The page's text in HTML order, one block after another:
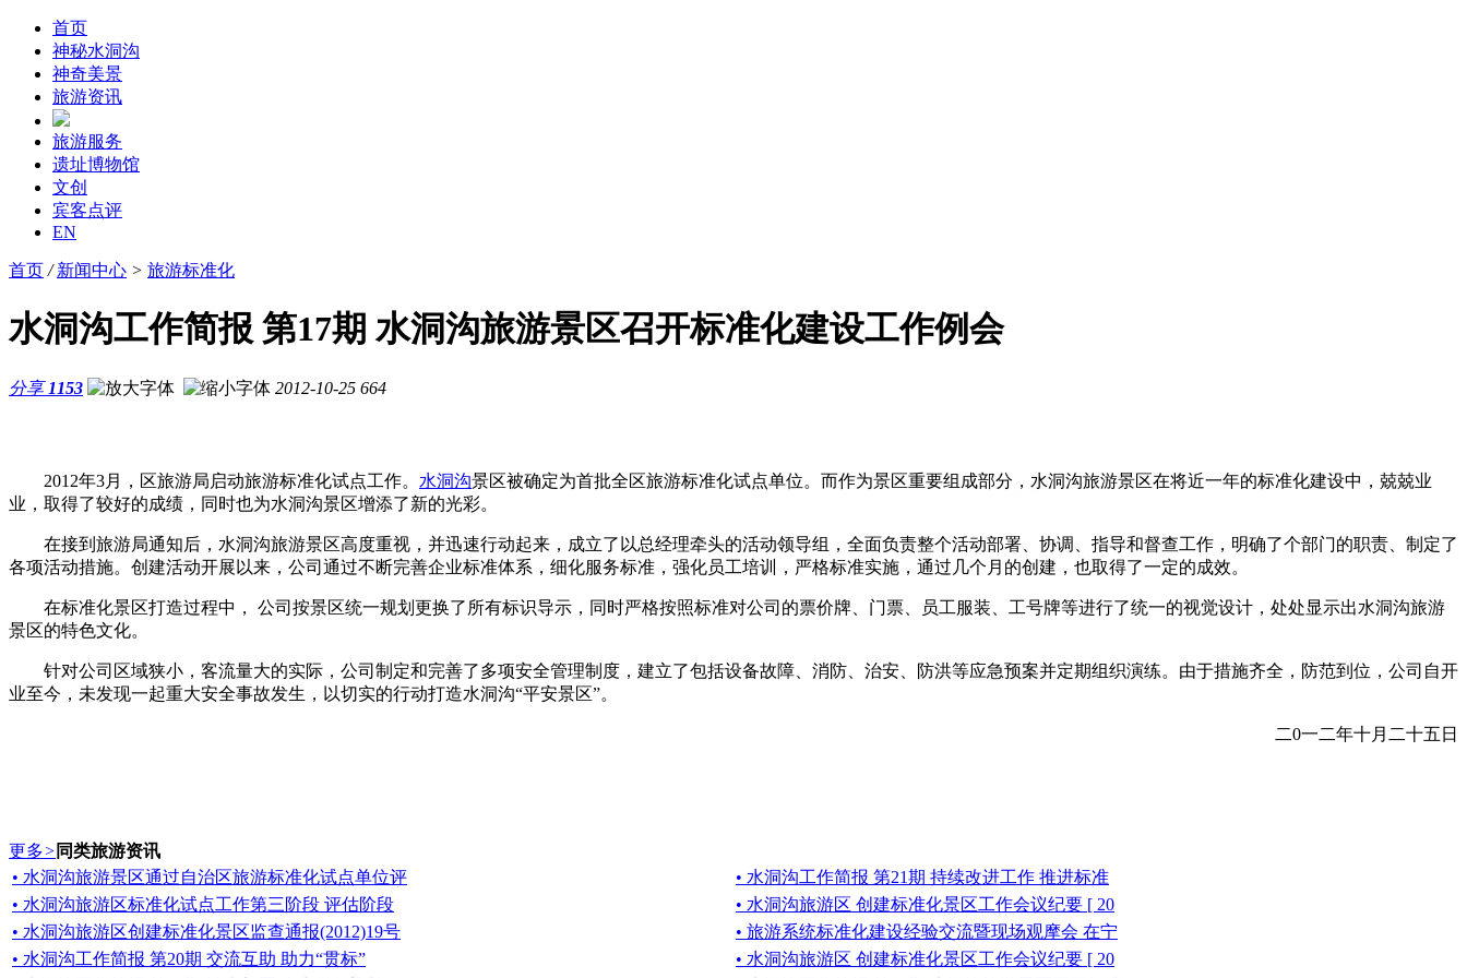
首页
神秘水洞沟
神奇美景
旅游资讯
旅游服务
遗址博物馆
文创
宾客点评
EN
首页 / 新闻中心 > 旅游标准化
水洞沟工作简报 第17期 水洞沟旅游景区召开标准化建设工作例会
分享 1153 2012-10-25 664
2012年3月，区旅游局启动旅游标准化试点工作。 水洞沟景区被确定为首批全区旅游标准化试点单位。而作为景区重要组成部分，水洞沟旅游景区在将近一年的标准化建设中，兢兢业
业，取得了较好的成绩，同时也为水洞沟景区增添了新的光彩。
在接到旅游局通知后，水洞沟旅游景区高度重视，并迅速行动起来，成立了以总经理牵头的活动领导组，全面负责整个活动部署、协调、指导和督查工作，明确了个部门的职责、制定了
各项活动措施。创建活动开展以来，公司通过不断完善企业标准体系，细化服务标准，强化员工培训，严格标准实施，通过几个月的创建，也取得了一定的成效。
在标准化景区打造过程中， 公司按景区统一规划更换了所有标识导示，同时严格按照标准对公司的票价牌、门票、员工服装、工号牌等进行了统一的视觉设计，处处显示出水洞沟旅游
景区的特色文化。
针对公司区域狭小，客流量大的实际，公司制定和完善了多项安全管理制度，建立了包括设备故障、消防、治安、防洪等应急预案并定期组织演练。由于措施齐全，防范到位，公司自开
业至今，未发现一起重大安全事故发生，以切实的行动打造水洞沟“平安景区”。
二0一二年十月二十五日
更多> 同类旅游资讯
• 水洞沟旅游景区通过自治区旅游标准化试点单位评
• 水洞沟工作简报 第21期 持续改进工作 推进标准
• 水洞沟旅游区标准化试点工作第三阶段 评估阶段
• 水洞沟旅游区 创建标准化景区工作会议纪要 [ 20
• 水洞沟旅游区创建标准化景区监查通报(2012)19号
• 旅游系统标准化建设经验交流暨现场观摩会 在宁
• 水洞沟工作简报 第20期 交流互助 助力“贯标”
• 水洞沟旅游区 创建标准化景区工作会议纪要 [ 20